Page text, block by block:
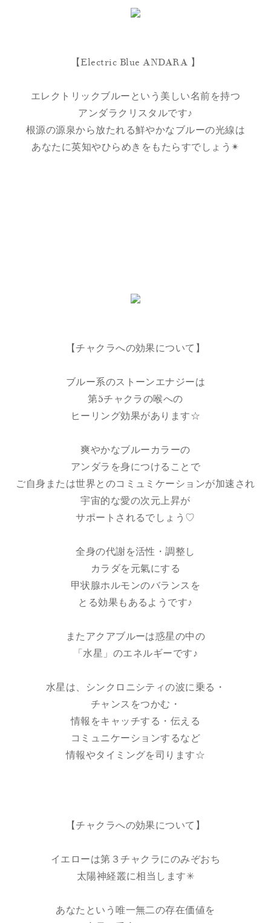
【Electric Blue ANDARA 】
エレクトリックブルーという美しい名前を持つ
アンダラクリスタルです♪
根源の源泉から放たれる鮮やかなブルーの光線は
あなたに英知やひらめきをもたらすでしょう✴︎
【チャクラへの効果について】
ブルー系のストーンエナジーは
第5チャクラの喉への
ヒーリング効果があります☆
爽やかなブルーカラーの
アンダラを身につけることで
ご自身または世界とのコミュミケーションが加速され
宇宙的な愛の次元上昇が
サポートされるでしょう♡
全身の代謝を活性・調整し
カラダを元氣にする
甲状腺ホルモンのバランスを
とる効果もあるようです♪
またアクアブルーは惑星の中の
「水星」のエネルギーです♪
水星は、シンクロニシティの波に乗る・
チャンスをつかむ・
情報をキャッチする・伝える
コミュニケーションするなど
情報やタイミングを司ります☆
【チャクラへの効果について】
イエローは第３チャクラにのみぞおち
太陽神経叢に相当します✳︎
あなたという唯一無二の存在価値を